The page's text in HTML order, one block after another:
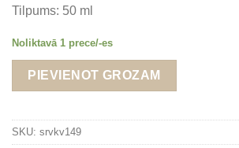
Tilpums: 50 ml
Noliktavā 1 prece/-es
PIEVIENOT GROZAM
SKU: srvkv149